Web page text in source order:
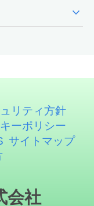
expand_more
リティ方針
ーポリシー
サイトマップ
会社